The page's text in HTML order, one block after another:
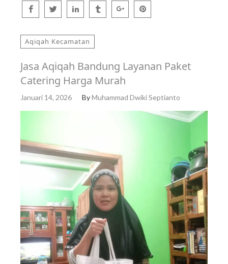
Aqiqah Kecamatan
Jasa Aqiqah Bandung Layanan Paket
Catering Harga Murah
Januari 14, 2026 ByMuhammad Dwiki Septianto